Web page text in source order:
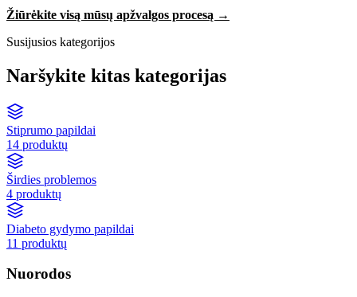
Žiūrėkite visą mūsų apžvalgos procesą →
Susijusios kategorijos
Naršykite kitas kategorijas
Stiprumo papildai
14 produktų
Širdies problemos
4 produktų
Diabeto gydymo papildai
11 produktų
Nuorodos